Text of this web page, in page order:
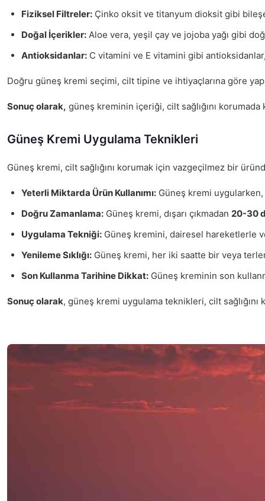
Fiziksel Filtreler: Çinko oksit ve titanyum dioksit gibi
Doğal İçerikler: Aloe vera, yeşil çay ve jojoba yağı gibi
Antioksidanlar: C vitamini ve E vitamini gibi
Doğru güneş kremi seçimi, cilt tipine ve ihtiyaçlarına göre
Sonuç olarak, güneş kreminin içeriği, cilt sağlığını
Güneş Kremi Uygulama Teknikleri
Güneş kremi, cilt sağlığını korumak için vazgeçilmez bir
Yeterli Miktarda Ürün Kullanımı: Güneş kremi
Doğru Zamanlama: Güneş kremi, dışarı çıkmadan 20-30
Uygulama Tekniği: Güneş kremini, dairesel hareketlerle
Yenileme Sıklığı: Güneş kremi, her iki saatte bir veya
Son Kullanma Tarihine Dikkat: Güneş kreminin son
Sonuç olarak, güneş kremi uygulama teknikleri, cilt